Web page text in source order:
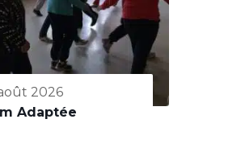
2026
Adaptée